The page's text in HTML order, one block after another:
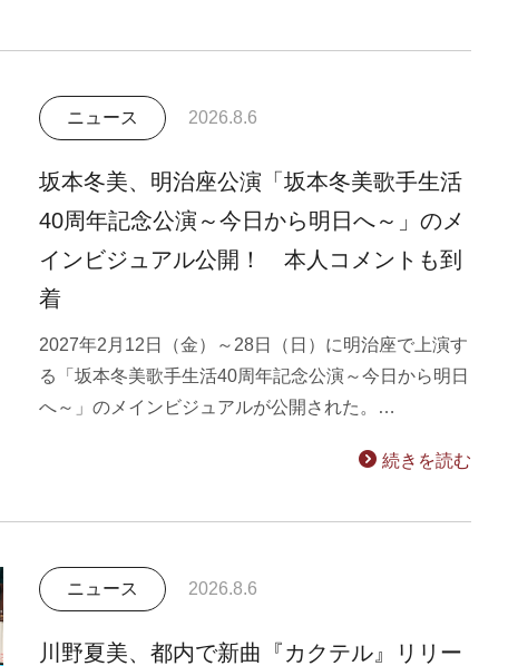
ニュース 2026.8.6
坂本冬美、明治座公演「坂本冬美歌手生活
40周年記念公演～今日から明日へ～」のメ
インビジュアル公開！ 本人コメントも到
着
2027年2月12日（金）～28日（日）に明治座で上演す
る「坂本冬美歌手生活40周年記念公演～今日から明日
へ～」のメインビジュアルが公開された。…
続きを読む
ニュース 2026.8.6
川野夏美、都内で新曲『カクテル』リリー